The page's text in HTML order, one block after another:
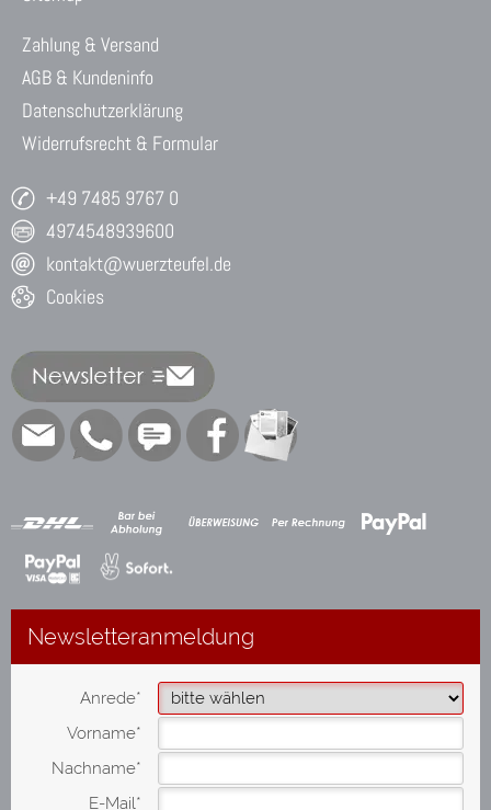
Zahlung & Versand
AGB & Kundeninfo
Datenschutzerklärung
Widerrufsrecht & Formular
+49 7485 9767 0
4974548939600
kontakt@wuerzteufel.de
Cookies